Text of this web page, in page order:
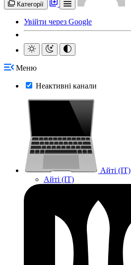
Категорії
Увійти через Google
Меню
Неактивні канали
Айті (IT)
Айті (IT)